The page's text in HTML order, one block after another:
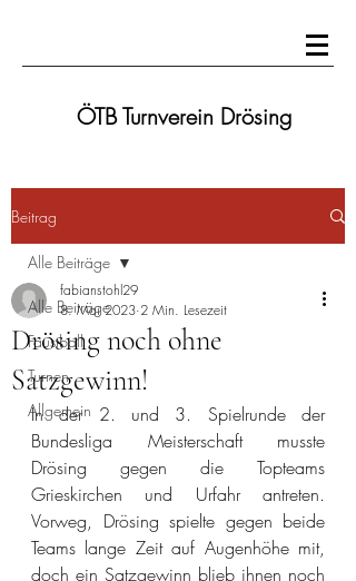
ÖTB Turnverein Drösing
Beitrag
Alle Beiträge
Faustball
Turnen
Allgemein
Alle Beiträge
Drösing noch ohne
Satzgewinn!
fabianstohl29
8. Mai 2023 2 Min. Lesezeit
In der 2. und 3. Spielrunde der
Bundesliga Meisterschaft musste
Drösing gegen die Topteams
Grieskirchen und Urfahr antreten.
Vorweg, Drösing spielte gegen beide
Teams lange Zeit auf Augenhöhe mit,
doch ein Satzgewinn blieb ihnen noch